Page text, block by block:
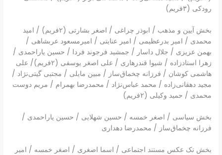
رودکی (۳فریم)
بخش آیین و مذهب / ابوذر چراغی / اصغر بشارتی (۲فریم) / امید
محمدی / امیر بدرعظیمی / امیر عنایتی / امیرمسعود عربشاهی /
بهمن عزیزی / جلال داسار / جمشید فرجوند فردا / حسین یاراحمدی /
زهرا استادزاده / شیوا قندرهاری / علی اصغر یوسفی (۲فریم)/ علی
هاشمی کوشان / فرزانه چخماق‌ساز / مبین مایلی / مجتبی گیتی‌نژاد /
مجید دهقانی‌زاده / محمد عباس‌نژاد / محمدرضا بهمرام / مریم دوست
محمدی / حمید وکیلی (۲فریم)
بخش سیاسی / اصغر خمسه / حسین شهلایی / حسین یاراحمدی /
فرزانه چخماق‌ساز / محمدرضا دهداری
بخش تک عکس مستند اجتماعی / اسما اصغری / اصغر خمسه / امیر